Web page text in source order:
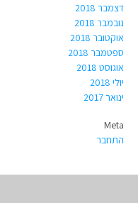
דצמבר 2018
נובמבר 2018
אוקטובר 2018
ספטמבר 2018
אוגוסט 2018
יולי 2018
ינואר 2017
Meta
התחבר